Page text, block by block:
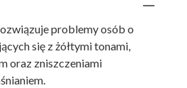
problemy osób o
się z żółtymi tonami,
oraz zniszczeniami